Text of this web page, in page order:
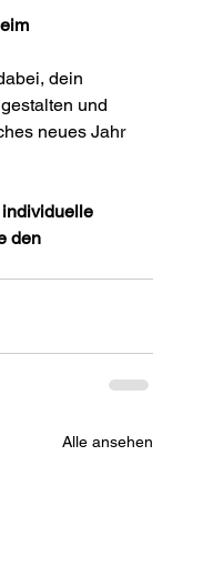
dein
und
neues Jahr
individuelle
den
Alle ansehen